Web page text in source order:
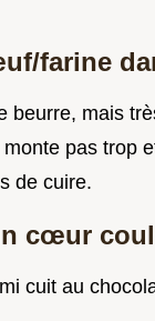
farine
beurre, mais
pas trop
de cuire.
cœur
cuit au